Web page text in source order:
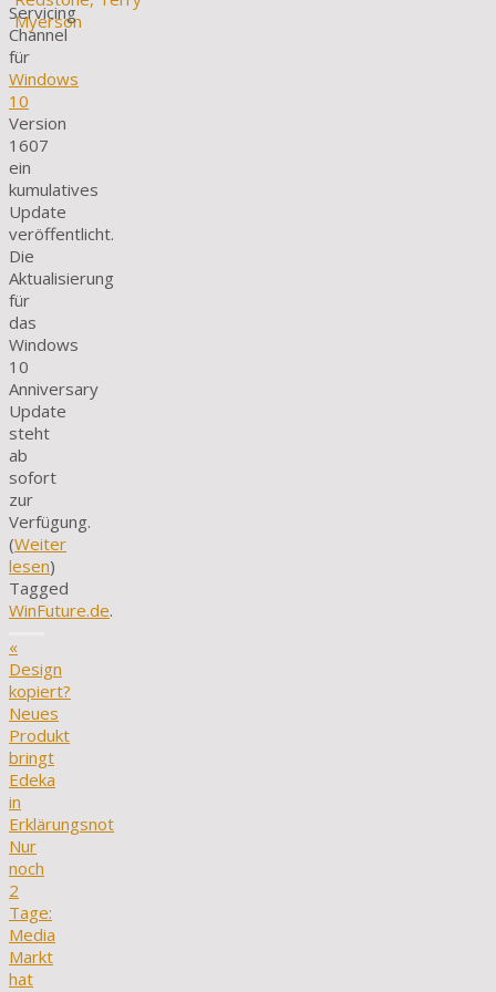
Servicing
Channel
für
Windows
10
Version
1607
ein
kumulatives
Update
veröffentlicht.
Die
Aktualisierung
für
das
Windows
10
Anniversary
Update
steht
ab
sofort
zur
Verfügung.
(Weiter
lesen)
Tagged
WinFuture.de.
«
Design
kopiert?
Neues
Produkt
bringt
Edeka
in
Erklärungsnot
Nur
noch
2
Tage:
Media
Markt
hat